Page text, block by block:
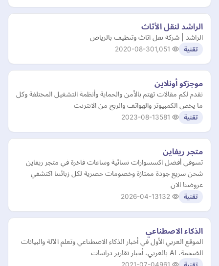
الراشد لنقل الأثاث
الراشد | شركة نقل اثاث وتنظيف بالرياض
تقنية 2020-08-30
موجزكو أونلاين
نقدم لكم مقالات تهتم بالأمن والحماية وأنظمة التشغيل المختلفة وكل
ما يخص الكمبيوتر والهواتف والربح من الانترنت
تقنية 2023-08-13
متجر ريفاين
تسوقي أفضل اكسسوارات نسائية وساعات فاخرة في متجر ريفاين
شحن سريع جودة ممتازة وخصومات حصرية لكل زبائننا اكتشفي
عروضنا الان
تقنية 2026-04-13
الذكاء الاصطناعي
الموقع العربي الأول في أخبار الذكاء الاصطناعي وتعلم الآلة والبيانات
الضخمة، AI بالعربي، أخبار تقارير دراسات